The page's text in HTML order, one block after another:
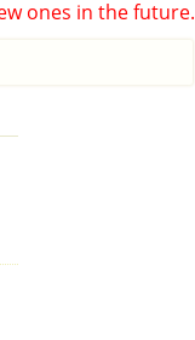
ones in the future.